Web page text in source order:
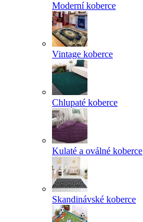
Moderní koberce
Vintage koberce
Chlupaté koberce
Kulaté a oválné koberce
Skandinávské koberce